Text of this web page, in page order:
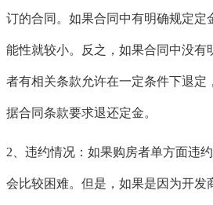
订的合同。如果合同中有明确规定定
能性就较小。反之，如果合同中没有
者有相关条款允许在一定条件下退定
据合同条款要求退还定金。
2、违约情况：如果购房者单方面违
会比较困难。但是，如果是因为开发